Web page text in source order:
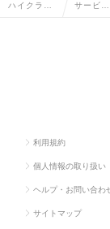
ハイクラス サービ
利用規約
個人情報の取り扱い
ヘルプ・お問い合わ
サイトマップ